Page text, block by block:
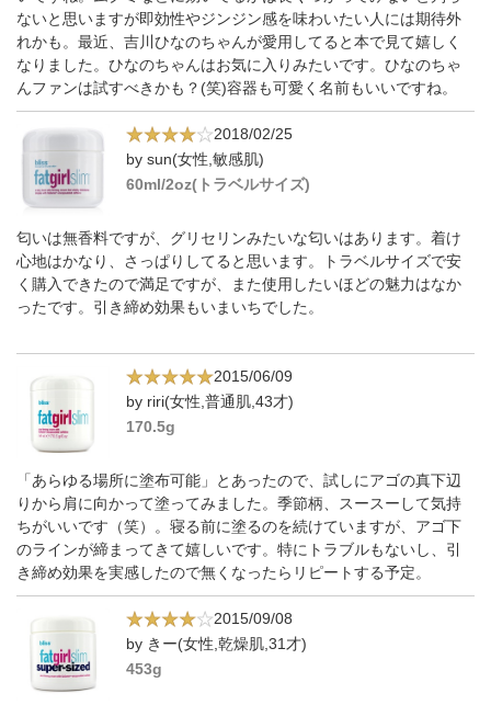
ないと思いますが即効性やジンジン感を味わいたい人には期待外
れかも。最近、吉川ひなのちゃんが愛用してると本で見て嬉しく
なりました。ひなのちゃんはお気に入りみたいです。ひなのちゃ
んファンは試すべきかも？(笑)容器も可愛く名前もいいですね。
2018/02/25
by sun(女性,敏感肌)
60ml/2oz(トラベルサイズ)
匂いは無香料ですが、グリセリンみたいな匂いはあります。着け
心地はかなり、さっぱりしてると思います。トラベルサイズで安
く購入できたので満足ですが、また使用したいほどの魅力はなか
ったです。引き締め効果もいまいちでした。
2015/06/09
by riri(女性,普通肌,43才)
170.5g
「あらゆる場所に塗布可能」とあったので、試しにアゴの真下辺
りから肩に向かって塗ってみました。季節柄、スースーして気持
ちがいいです（笑）。寝る前に塗るのを続けていますが、アゴ下
のラインが締まってきて嬉しいです。特にトラブルもないし、引
き締め効果を実感したので無くなったらリピートする予定。
2015/09/08
by きー(女性,乾燥肌,31才)
453g